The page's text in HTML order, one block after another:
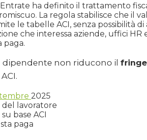
ha definito il trattamento
La regola stabilisce che il
le tabelle ACI, senza possibilità
che interessa aziende, uffici HR
paga.
dipendente non riducono il
2025
lavoratore
base ACI
paga